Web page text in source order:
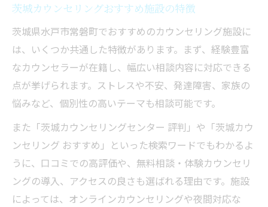
茨城カウンセリングおすすめ施設の特徴
茨城県水戸市常磐町でおすすめのカウンセリング施設に
は、いくつか共通した特徴があります。まず、経験豊富
なカウンセラーが在籍し、幅広い相談内容に対応できる
点が挙げられます。ストレスや不安、発達障害、家族の
悩みなど、個別性の高いテーマも相談可能です。
また「茨城カウンセリングセンター 評判」や「茨城カウ
ンセリング おすすめ」といった検索ワードでもわかるよ
うに、口コミでの高評価や、無料相談・体験カウンセリ
ングの導入、アクセスの良さも選ばれる理由です。施設
によっては、オンラインカウンセリングや夜間対応な